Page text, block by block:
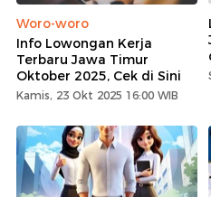
Woro-woro
Info Lowongan Kerja
Terbaru Jawa Timur
Oktober 2025, Cek di Sini
Kamis, 23 Okt 2025 16:00 WIB